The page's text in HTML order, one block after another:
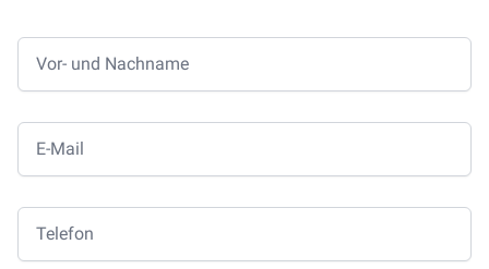
Vor- und Nachname
E-Mail
Telefon